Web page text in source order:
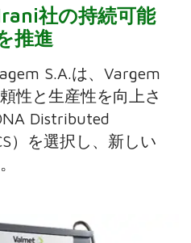
社の持続可能
推進
S.A.は、Vargem
性と生産性を向上さ
Distributed
）を選択し、新しい